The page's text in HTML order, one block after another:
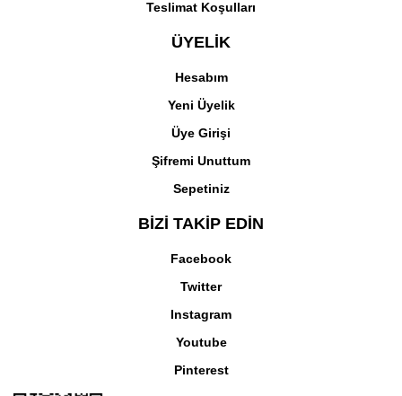
MF449) Muadil Siyah
MF449) Muadil Siyah
400,51 TL
Canon CRG-057H
Canon
Canon CRG-057H
MF443-MF445-MF446-
Toner (Çipsiz)
Teslimat Koşulları
ÜYELİK
Hesabım
Yeni Üyelik
Üye Girişi
Şifremi Unuttum
Sepetiniz
BİZİ TAKİP EDİN
Facebook
Twitter
Instagram
Youtube
Pinterest